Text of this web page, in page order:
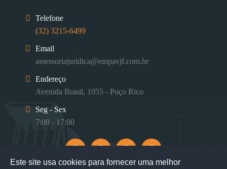
Telefone
(32) 3215-6499
Email
assessoriajuridica@empavjf.com.br
Endereço
Avenida Brasil, 1055 - Poço Rico
Seg - Sex
7:00 - 17:00
Este site usa cookies para fornecer uma melhor